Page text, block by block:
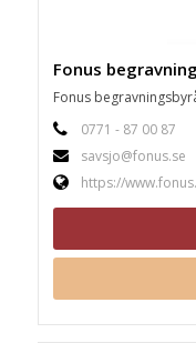
Fonus
Fonus
0771 - 87 00 87
savsjo@fonus.se
https://